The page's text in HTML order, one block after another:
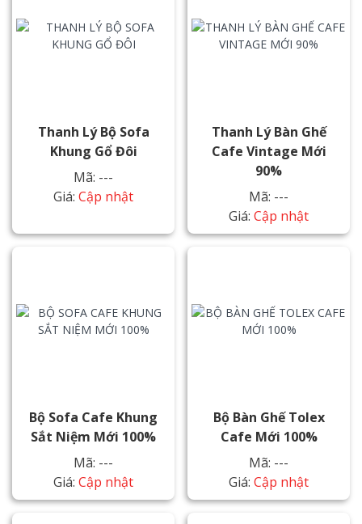
Thanh Lý Bộ Sofa
Khung Gổ Đôi
Mã: ---
Giá: Cập nhật
Thanh Lý Bàn Ghế
Cafe Vintage Mới
90%
Mã: ---
Giá: Cập nhật
Bộ Sofa Cafe Khung
Sắt Niệm Mới 100%
Mã: ---
Giá: Cập nhật
Bộ Bàn Ghế Tolex
Cafe Mới 100%
Mã: ---
Giá: Cập nhật